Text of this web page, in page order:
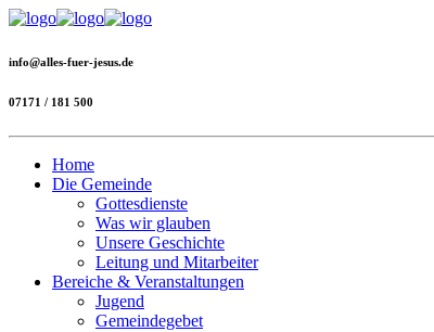
info@alles-fuer-jesus.de
07171 / 181 500
Home
Die Gemeinde
Gottesdienste
Was wir glauben
Unsere Geschichte
Leitung und Mitarbeiter
Bereiche & Veranstaltungen
Jugend
Gemeindegebet